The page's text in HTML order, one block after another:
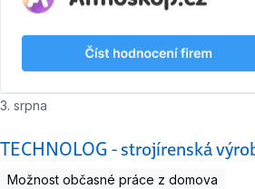
TECHNOLOG - strojírenská
3. srpna
Možnost občasné práce z domova